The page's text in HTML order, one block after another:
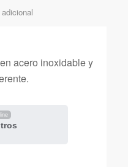
acero inoxidable y